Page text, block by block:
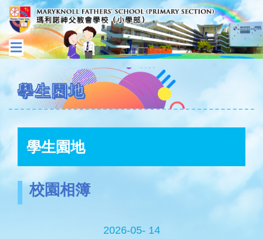
學生園地
學生園地
校園相簿
2026-05- 14